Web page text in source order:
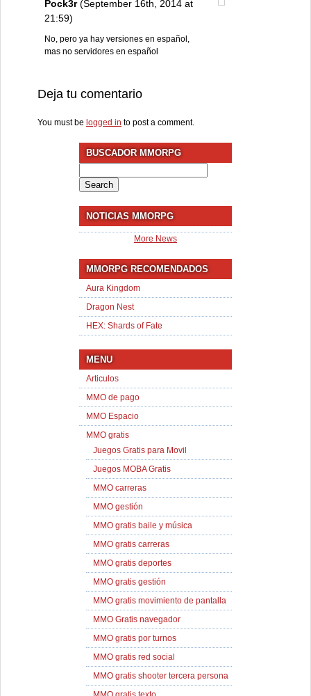
Pock3r(September 16th, 2014 at
21:59)
No, pero ya hay versiones en español,
mas no servidores en español
Deja tu comentario
You must be logged in to post a comment.
BUSCADOR MMORPG
for:
NOTICIAS MMORPG
More News
MMORPG RECOMENDADOS
Aura Kingdom
Dragon Nest
HEX: Shards of Fate
MENU
Articulos
MMO de pago
MMO Espacio
MMO gratis
Juegos Gratis para Movil
Juegos MOBA Gratis
MMO carreras
MMO gestión
MMO gratis baile y música
MMO gratis carreras
MMO gratis deportes
MMO gratis gestión
MMO gratis movimiento de pantalla
MMO Gratis navegador
MMO gratis por turnos
MMO gratis red social
MMO gratis shooter tercera persona